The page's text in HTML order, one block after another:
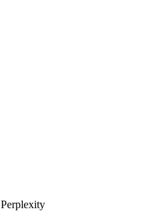
Perplexity